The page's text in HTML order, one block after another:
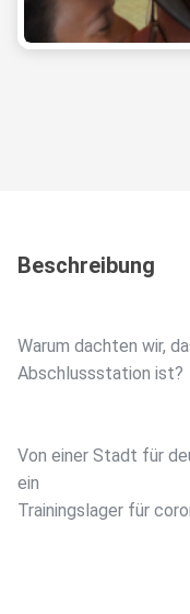
Beschreibung
Warum dachten wir,
Abschlussstation ist?
Von einer Stadt für
ein
Trainingslager für